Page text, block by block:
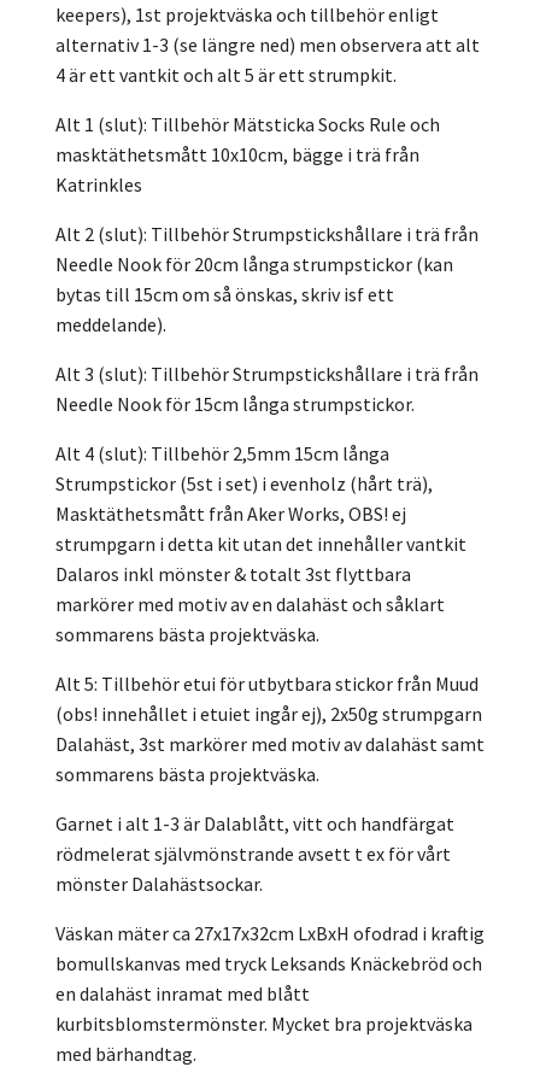
keepers), 1st projektväska och tillbehör enligt
alternativ 1-3 (se längre ned) men observera att alt
4 är ett vantkit och alt 5 är ett strumpkit.
Alt 1 (slut): Tillbehör Mätsticka Socks Rule och
masktäthetsmått 10x10cm, bägge i trä från
Katrinkles
Alt 2 (slut): Tillbehör Strumpstickshållare i trä från
Needle Nook för 20cm långa strumpstickor (kan
bytas till 15cm om så önskas, skriv isf ett
meddelande).
Alt 3 (slut): Tillbehör Strumpstickshållare i trä från
Needle Nook för 15cm långa strumpstickor.
Alt 4 (slut): Tillbehör 2,5mm 15cm långa
Strumpstickor (5st i set) i evenholz (hårt trä),
Masktäthetsmått från Aker Works, OBS! ej
strumpgarn i detta kit utan det innehåller vantkit
Dalaros inkl mönster & totalt 3st flyttbara
markörer med motiv av en dalahäst och såklart
sommarens bästa projektväska.
Alt 5: Tillbehör etui för utbytbara stickor från Muud
(obs! innehållet i etuiet ingår ej), 2x50g strumpgarn
Dalahäst, 3st markörer med motiv av dalahäst samt
sommarens bästa projektväska.
Garnet i alt 1-3 är Dalablått, vitt och handfärgat
rödmelerat självmönstrande avsett t ex för vårt
mönster Dalahästsockar.
Väskan mäter ca 27x17x32cm LxBxH ofodrad i kraftig
bomullskanvas med tryck Leksands Knäckebröd och
en dalahäst inramat med blått
kurbitsblomstermönster. Mycket bra projektväska
med bärhandtag.